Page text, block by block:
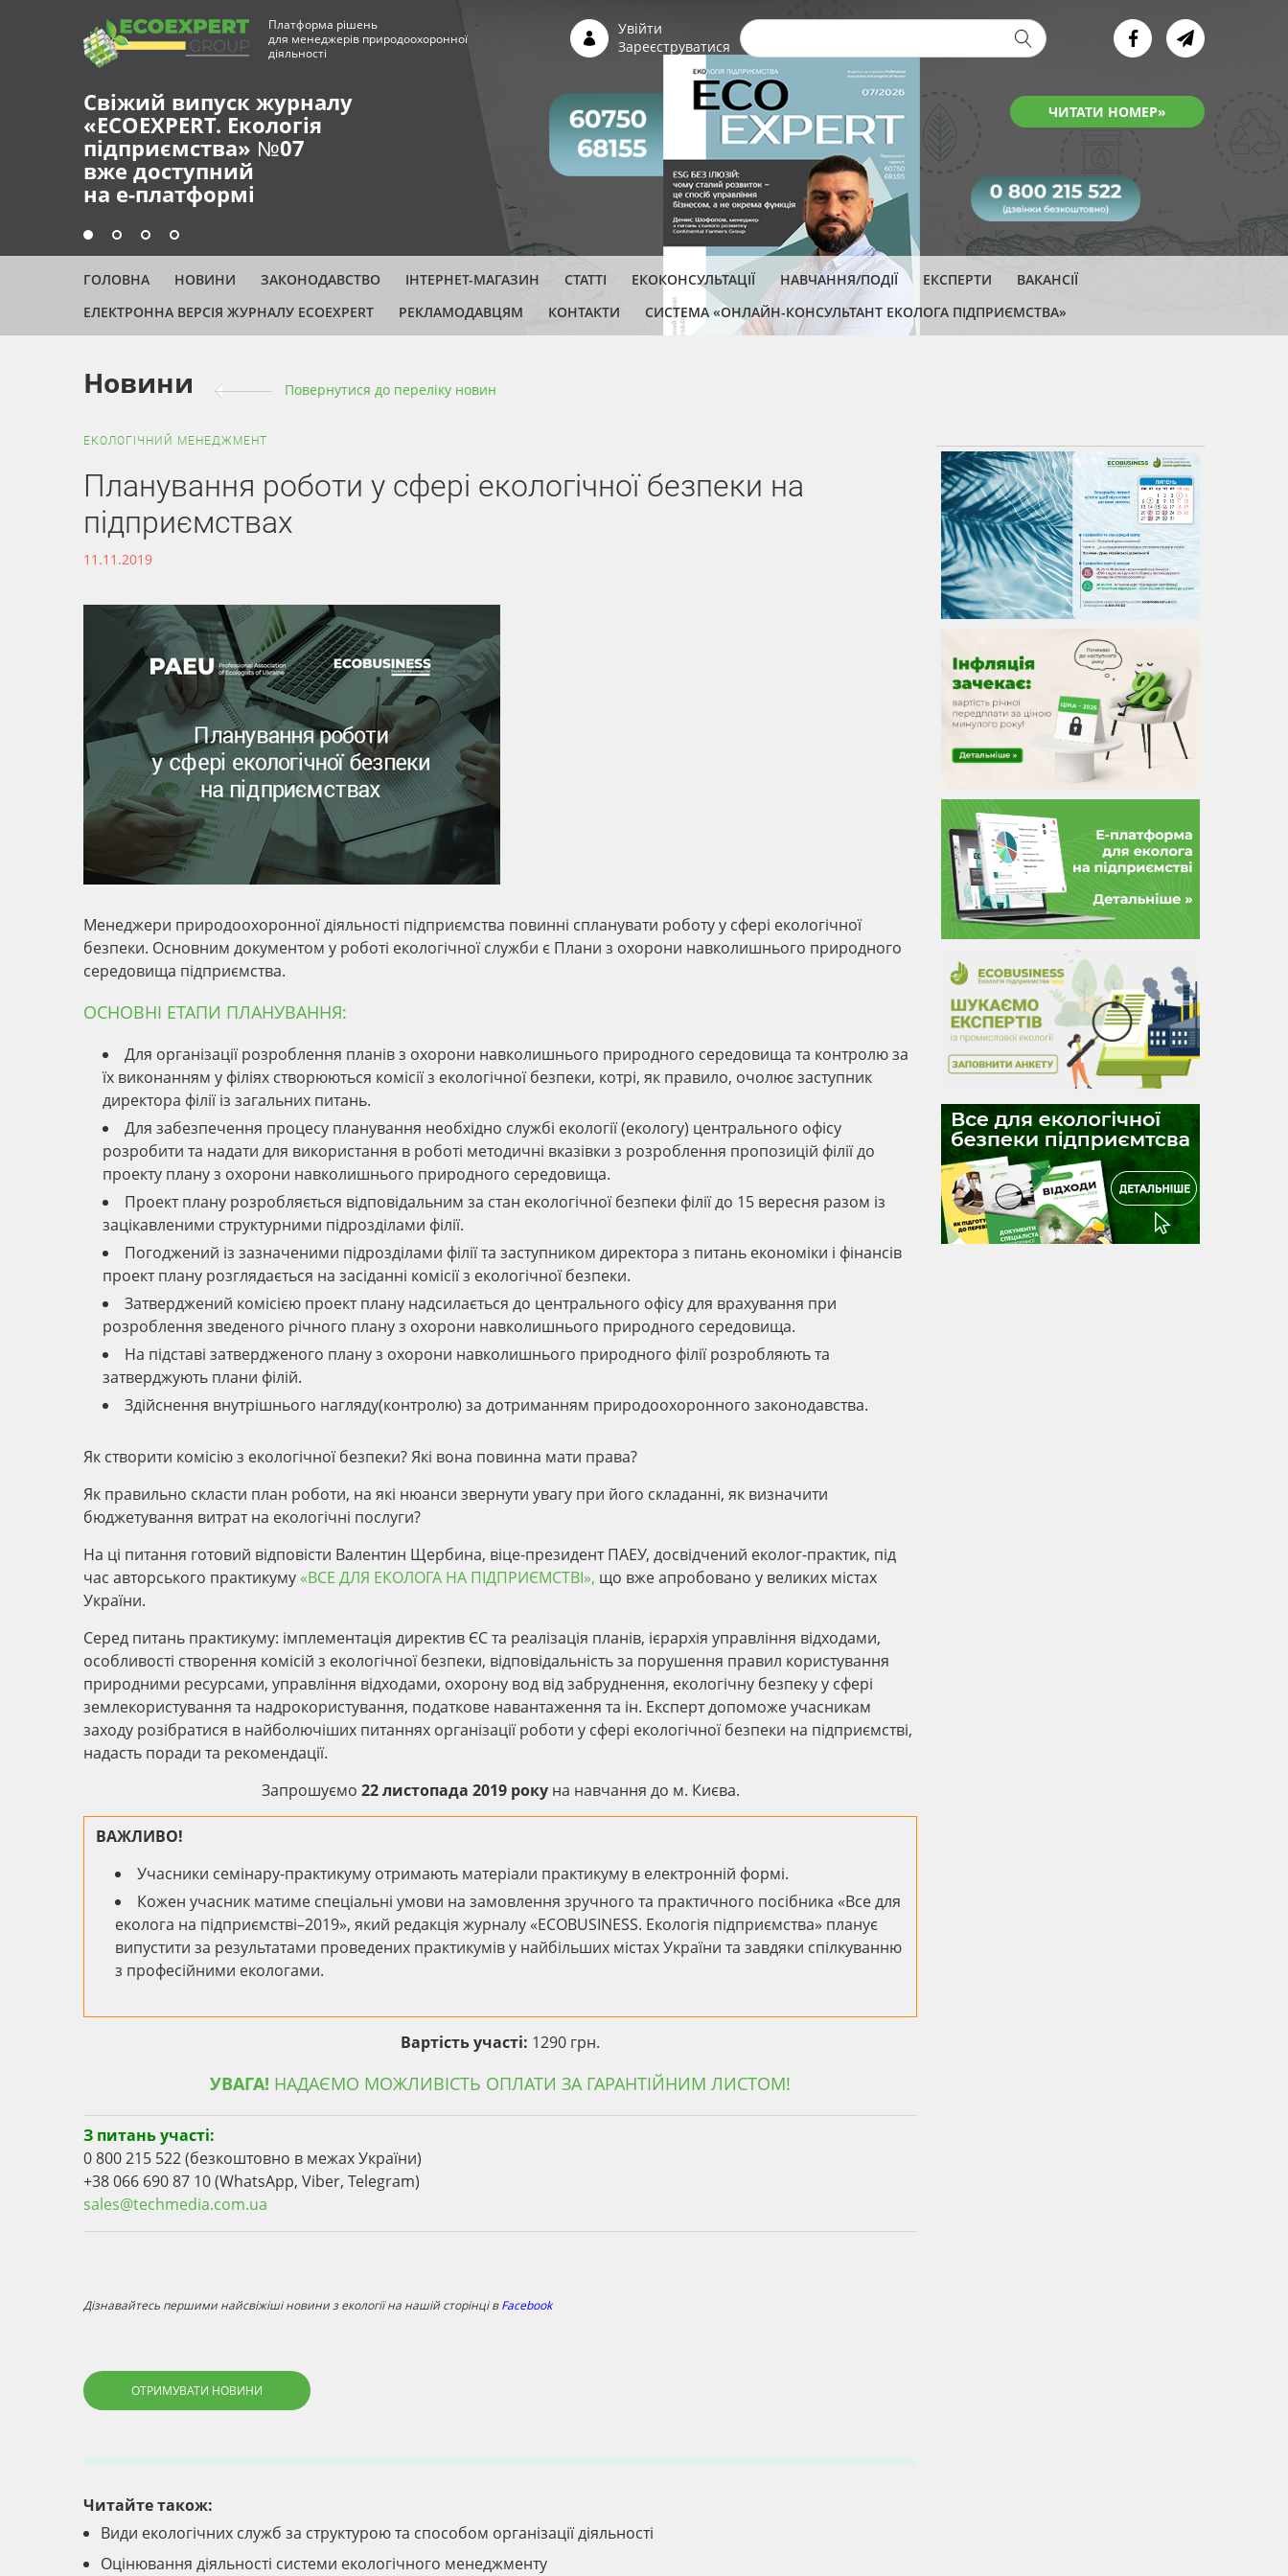
Свіжий випуск журналу
«ECOEXPERT. Екологія
підприємства» №07
вже доступний
на е-платформі
ЧИТАТИ НОМЕР»
Платформа рішень
для менеджерів природоохоронної
діяльності
Увійти
Зареєструватися Пошукова форма
ГОЛОВНА НОВИНИ ЗАКОНОДАВСТВО ІНТЕРНЕТ-МАГАЗИН СТАТТІ ЕКОКОНСУЛЬТАЦІЇ НАВЧАННЯ/ПОДІЇ ЕКСПЕРТИ
ВАКАНСІЇ
ЕЛЕКТРОННА ВЕРСІЯ ЖУРНАЛУ ECOEXPERT
РЕКЛАМОДАВЦЯМ КОНТАКТИ СИСТЕМА «ОНЛАЙН-КОНСУЛЬТАНТ ЕКОЛОГА ПІДПРИЄМСТВА»
Новини Повернутися до переліку новин
ЕКОЛОГІЧНИЙ МЕНЕДЖМЕНТ
Планування роботи у сфері екологічної безпеки на
підприємствах
11.11.2019
Менеджери природоохоронної діяльності підприємства повинні спланувати роботу у сфері екологічної
безпеки. Основним документом у роботі екологічної служби є Плани з охорони навколишнього природного
середовища підприємства.
ОСНОВНІ ЕТАПИ ПЛАНУВАННЯ:
Для організації розроблення планів з охорони навколишнього природного середовища та контролю за
їх виконанням у філіях створюються комісії з екологічної безпеки, котрі, як правило, очолює заступник
директора філії із загальних питань.
Для забезпечення процесу планування необхідно службі екології (екологу) центрального офісу
розробити та надати для використання в роботі методичні вказівки з розроблення пропозицій філії до
проекту плану з охорони навколишнього природного середовища.
Проект плану розробляється відповідальним за стан екологічної безпеки філії до 15 вересня разом із
зацікавленими структурними підрозділами філії.
Погоджений із зазначеними підрозділами філії та заступником директора з питань економіки і фінансів
проект плану розглядається на засіданні комісії з екологічної безпеки.
Затверджений комісією проект плану надсилається до центрального офісу для врахування при
розроблення зведеного річного плану з охорони навколишнього природного середовища.
На підставі затвердженого плану з охорони навколишнього природного філії розробляють та
затверджують плани філій.
Здійснення внутрішнього нагляду(контролю) за дотриманням природоохоронного законодавства.
Як створити комісію з екологічної безпеки? Які вона повинна мати права?
Як правильно скласти план роботи, на які нюанси звернути увагу при його складанні, як визначити
бюджетування витрат на екологічні послуги?
На ці питання готовий відповісти Валентин Щербина, віце-президент ПАЕУ, досвідчений еколог-практик, під
час авторського практикуму «ВСЕ ДЛЯ ЕКОЛОГА НА ПІДПРИЄМСТВІ», що вже апробовано у великих містах
України.
Серед питань практикуму: імплементація директив ЄС та реалізація планів, ієрархія управління відходами,
особливості створення комісій з екологічної безпеки, відповідальність за порушення правил користування
природними ресурсами, управління відходами, охорону вод від забруднення, екологічну безпеку у сфері
землекористування та надрокористування, податкове навантаження та ін. Експерт допоможе учасникам
заходу розібратися в найболючіших питаннях організації роботи у сфері екологічної безпеки на підприємстві,
надасть поради та рекомендації.
Запрошуємо 22 листопада 2019 рокуна навчання до м. Києва.
ВАЖЛИВО!
Учасники семінару-практикуму отримають матеріали практикуму в електронній формі.
Кожен учасник матиме спеціальні умови на замовлення зручного та практичного посібника «Все для
еколога на підприємстві–2019», який редакція журналу «ECOBUSINESS. Екологія підприємства» планує
випустити за результатами проведених практикумів у найбільших містах України та завдяки спілкуванню
з професійними екологами.
Вартість участі: 1290 грн.
УВАГА! НАДАЄМО МОЖЛИВІСТЬ ОПЛАТИ ЗА ГАРАНТІЙНИМ ЛИСТОМ!
З питань участі:
0 800 215 522 (безкоштовно в межах України)
+38 066 690 87 10 (WhatsApp, Viber, Telegram)
sales@techmedia.com.ua
Дізнавайтесь першими найсвіжіші новини з екології на нашій сторінці вFacebook
ОТРИМУВАТИ НОВИНИ
Читайте також:
Види екологічних служб за структурою та способом організації діяльності
Оцінювання діяльності системи екологічного менеджменту